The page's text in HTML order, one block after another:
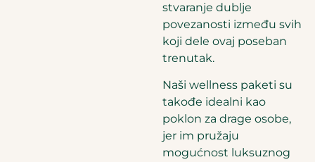
stvaranje dublje
povezanosti između svih
koji dele ovaj poseban
trenutak.
Naši wellness paketi su
takođe idealni kao
poklon za drage osobe,
jer im pružaju
mogućnost luksuznog